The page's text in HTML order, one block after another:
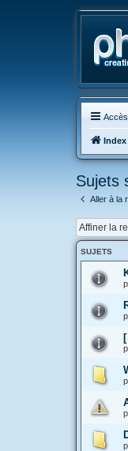
Sujets
Aller à la
SUJETS
[